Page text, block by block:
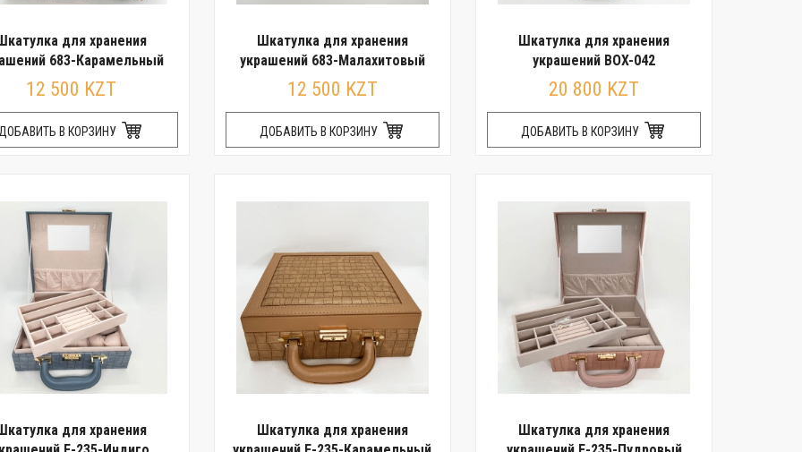
для хранения
683-Карамельный
12 500 KZT
В КОРЗИНУ
Шкатулка для хранения
украшений 683-Малахитовый
12 500 KZT
ДОБАВИТЬ В КОРЗИНУ
Шкатулка для хранения
украшений BOX-042
20 800 KZT
ДОБАВИТЬ В КОРЗИНУ
для хранения
Шкатулка для хранения
Шкатулка для хранения